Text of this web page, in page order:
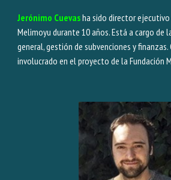
Jerónimo Cuevasha sido director ejecutivo
Melimoyu durante 10 años. Está a cargo de
general, gestión de subvenciones y
involucrado en el proyecto de la Fundación